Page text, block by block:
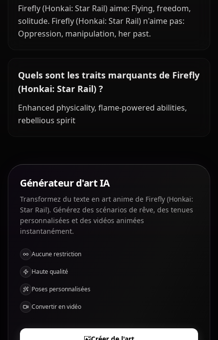
Firefly (Honkai: Star Rail) aime: Flying, freedom,
solitude. Firefly (Honkai: Star Rail) n'aime pas:
Oppression, manipulation, her past.
Quels sont les traits marquants de Firefly
(Honkai: Star Rail) ?
Enhanced physicality, flame-powered abilities,
rebellious spirit
Générateur d'art IA
Transformez du texte en art anime de Firefly (Honkai:
Star Rail). Générez des scénarios de rêve, des tenues
personnalisées et des vidéos animées
instantanément.
Aucune restriction
Haute qualité
Poses personnalisées
Convertir en vidéo